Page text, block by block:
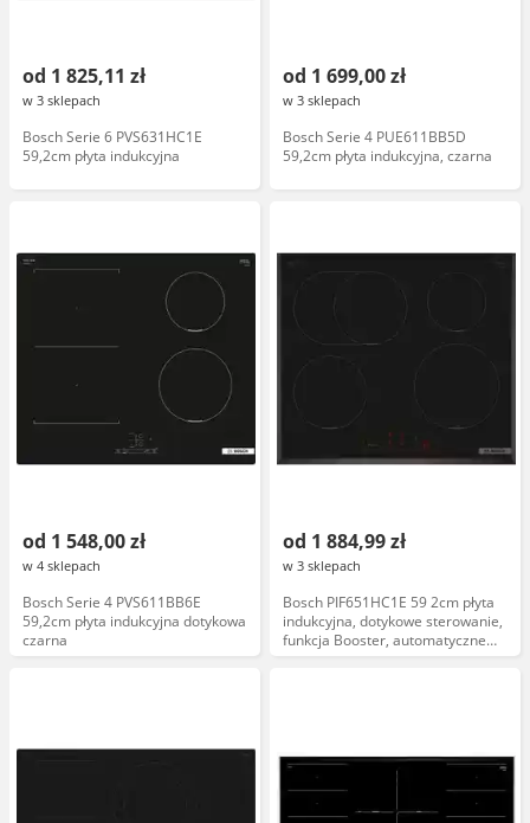
od 1 825,11 zł
w 3 sklepach
Bosch Serie 6 PVS631HC1E
59,2cm płyta indukcyjna
od 1 699,00 zł
w 3 sklepach
Bosch Serie 4 PUE611BB5D
59,2cm płyta indukcyjna, czarna
od 1 548,00 zł
w 4 sklepach
Bosch Serie 4 PVS611BB6E
59,2cm płyta indukcyjna dotykowa
czarna
od 1 884,99 zł
w 3 sklepach
Bosch PIF651HC1E 59 2cm płyta
indukcyjna, dotykowe sterowanie,
funkcja Booster, automatyczne
wyłączanie